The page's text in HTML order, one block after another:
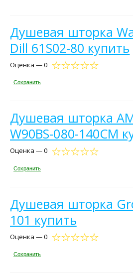
Душевая шторка
Dill 61S02-80 купить
Оценка — 0
Сохранить
Душевая шторка
W90BS-080-140CM
Оценка — 0
Сохранить
Душевая шторка
101 купить
Оценка — 0
Сохранить